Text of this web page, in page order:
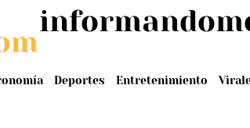
Deportes Entretenimiento